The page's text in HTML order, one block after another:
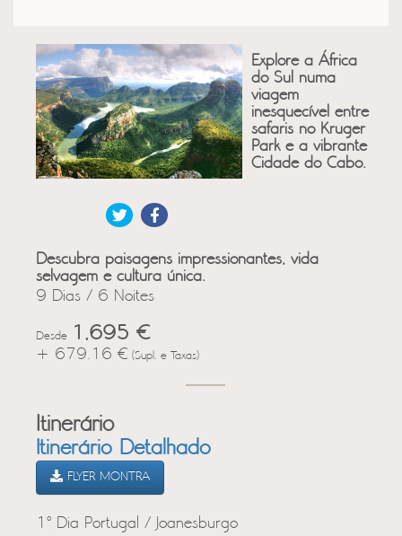
Explore a África
do Sul numa
viagem
inesquecível entre
safaris no Kruger
Park e a vibrante
Cidade do Cabo.
Descubra paisagens impressionantes, vida
selvagem e cultura única.
9 Dias / 6 Noites
Desde 1,695 €
+ 679.16 € (Supl. e Taxas)
Itinerário
Itinerário Detalhado
FLYER MONTRA
1º Dia Portugal / Joanesburgo